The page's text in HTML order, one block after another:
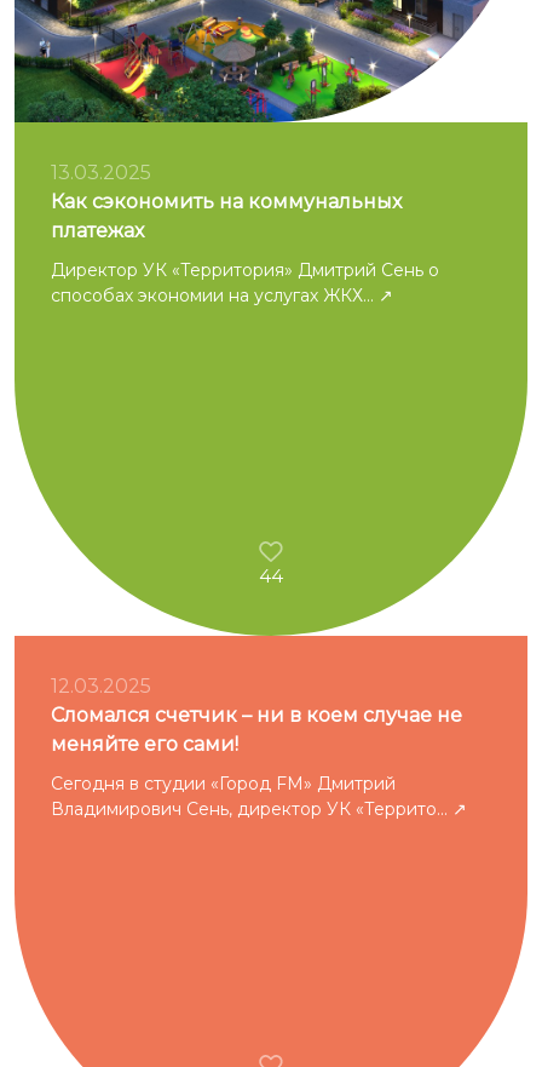
13.03.2025
Как сэкономить на коммунальных
платежах
Директор УК «Территория» Дмитрий Сень о
способах экономии на услугах ЖКХ...
44
12.03.2025
Сломался счетчик – ни в коем случае не
меняйте его сами!
Сегодня в студии «Город FM» Дмитрий
Владимирович Сень, директор УК «Террито...